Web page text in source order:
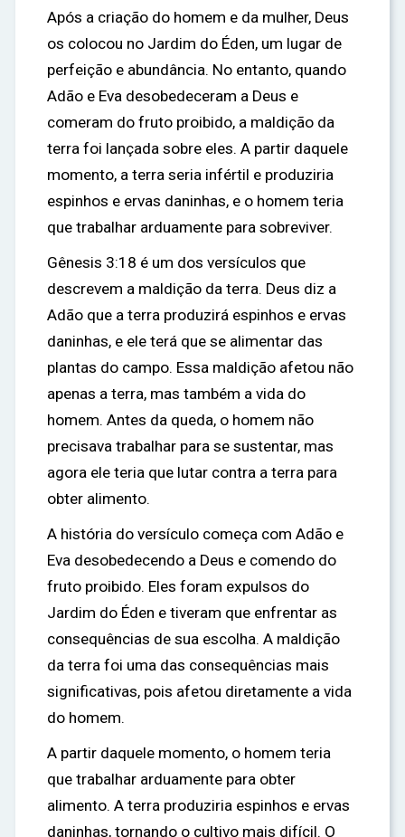
Após a criação do homem e da mulher, Deus
os colocou no Jardim do Éden, um lugar de
perfeição e abundância. No entanto, quando
Adão e Eva desobedeceram a Deus e
comeram do fruto proibido, a maldição da
terra foi lançada sobre eles. A partir daquele
momento, a terra seria infértil e produziria
espinhos e ervas daninhas, e o homem teria
que trabalhar arduamente para sobreviver.
Gênesis 3:18 é um dos versículos que
descrevem a maldição da terra. Deus diz a
Adão que a terra produzirá espinhos e ervas
daninhas, e ele terá que se alimentar das
plantas do campo. Essa maldição afetou não
apenas a terra, mas também a vida do
homem. Antes da queda, o homem não
precisava trabalhar para se sustentar, mas
agora ele teria que lutar contra a terra para
obter alimento.
A história do versículo começa com Adão e
Eva desobedecendo a Deus e comendo do
fruto proibido. Eles foram expulsos do
Jardim do Éden e tiveram que enfrentar as
consequências de sua escolha. A maldição
da terra foi uma das consequências mais
significativas, pois afetou diretamente a vida
do homem.
A partir daquele momento, o homem teria
que trabalhar arduamente para obter
alimento. A terra produziria espinhos e ervas
daninhas, tornando o cultivo mais difícil. O